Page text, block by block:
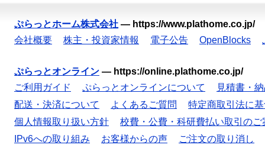
ぷらっとホーム株式会社 — https://www.plathome.co.jp/
会社概要
株主・投資家情報 電子公告 OpenBlocks
ぷらっとオンライン — https://online.plathome.co.jp/
ご利用ガイド
ぷらっとオンラインについて
見積書・
配送・決済について
よくあるご質問
特定商取引法に
個人情報取り扱い方針
校費・公費・科研費払い取引のご
IPv6への取り組み
お客様からの声 ご注文の取り消し